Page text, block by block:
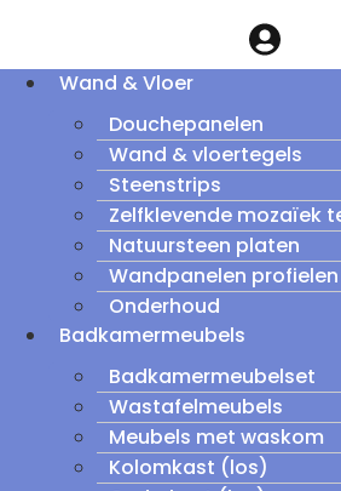
Wand & Vloer
Douchepanelen
Wand & vloertegels
Steenstrips
Zelfklevende mozaïek
Natuursteen platen
Wandpanelen profielen
Onderhoud
Badkamermeubels
Badkamermeubelset
Wastafelmeubels
Meubels met waskom
Kolomkast (los)